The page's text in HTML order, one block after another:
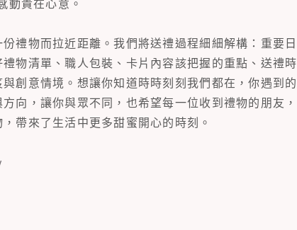
動貴在心意。
禮物而拉近距離。我們將送禮過程細細解構：重要日
物清單、職人包裝、卡片內容該把握的重點、送禮時
創意情境。想讓你知道時時刻刻我們都在，你遇到的
向，讓你與眾不同，也希望每一位收到禮物的朋友，
帶來了生活中更多甜蜜開心的時刻。